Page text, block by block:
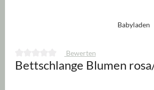
Babyladen
Durchschnittliche Bewertung von 0 von 5
Bewerten
Bettschlange Blumen